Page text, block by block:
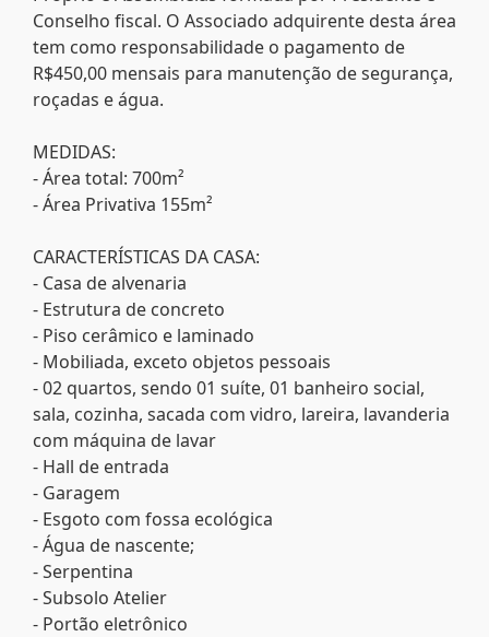
Conselho fiscal. O Associado adquirente desta área
tem como responsabilidade o pagamento de
R$450,00 mensais para manutenção de segurança,
roçadas e água.
MEDIDAS:
- Área total: 700m²
- Área Privativa 155m²
CARACTERÍSTICAS DA CASA:
- Casa de alvenaria
- Estrutura de concreto
- Piso cerâmico e laminado
- Mobiliada, exceto objetos pessoais
- 02 quartos, sendo 01 suíte, 01 banheiro social,
sala, cozinha, sacada com vidro, lareira, lavanderia
com máquina de lavar
- Hall de entrada
- Garagem
- Esgoto com fossa ecológica
- Água de nascente;
- Serpentina
- Subsolo Atelier
- Portão eletrônico